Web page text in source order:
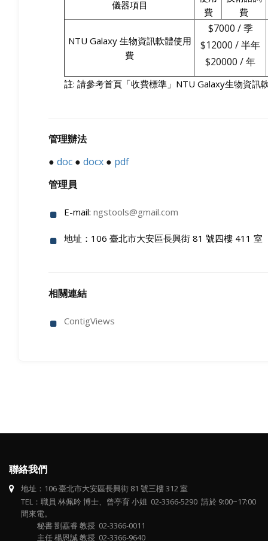
儀器項目
費
費
NTU Galaxy 生物資訊軟體使用
費
$7000 / 季
$12000 / 半年
$20000 / 年
註: 請參考首頁「收費標準」NTU Galaxy生物資訊
管理辦法
● doc ● docx ● pdf
管理員
E-mail: ngstools@gmail.com
地址：106 臺北市大安區長興街 81 號四樓 411 室
相關連結
ContigViews
聯絡我們
地址：106 臺北市大安區長興街 81 號三樓 312 室
TEL：職員 林佩吟 博士、曾亭育 小姐 02-3366-5290 請於 9:00~17:00
間來電。
秘書 劉嚞睿 教授 02-3366-0011
主任 楊恩誠 教授 02-3366-9640